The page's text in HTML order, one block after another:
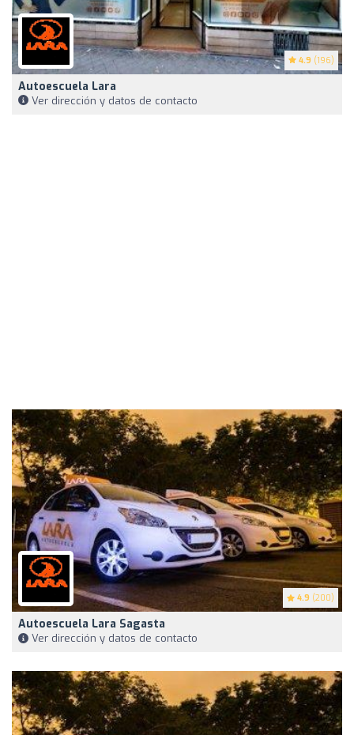
4.9 (196)
Autoescuela Lara
Ver dirección y datos de contacto
4.9 (200)
Autoescuela Lara Sagasta
Ver dirección y datos de contacto